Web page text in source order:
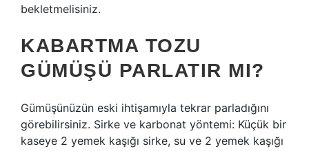
bekletmelisiniz.
KABARTMA TOZU
GÜMÜŞÜ PARLATIR MI?
Gümüşünüzün eski ihtişamıyla tekrar parladığını
görebilirsiniz. Sirke ve karbonat yöntemi: Küçük bir
kaseye 2 yemek kaşığı sirke, su ve 2 yemek kaşığı